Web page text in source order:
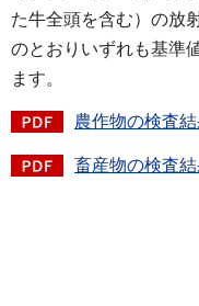
た牛全頭を含む）の放
のとおりいずれも基準
ます。
農作物の検査
畜産物の検査